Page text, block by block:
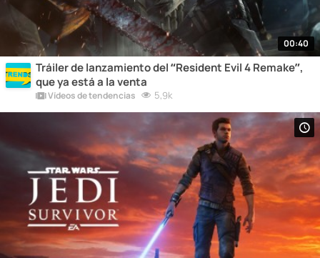
00:40
Tráiler de lanzamiento del “Resident Evil 4 Remake”,
que ya está a la venta
Vídeos de tendencias 5,9k